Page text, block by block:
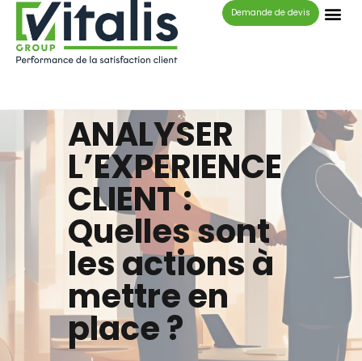
Panneau de gestion des cookies Demande de devis
ANALYSER
L’EXPERIENCE
CLIENT :
Quelles sont
les actions à
mettre en
place ?